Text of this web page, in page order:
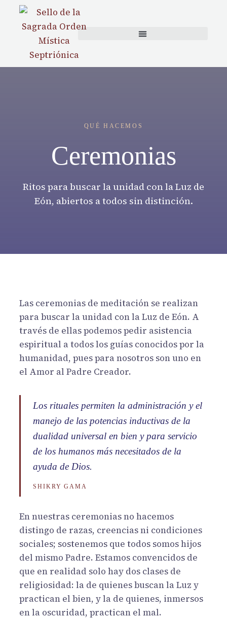
content
QUÉ HACEMOS
Ceremonias
Ritos para buscar la unidad con la Luz de
Eón, abiertos a todos sin distinción.
Las ceremonias de meditación se realizan
para buscar la unidad con la Luz de Eón. A
través de ellas podemos pedir asistencia
espiritual a todos los guías conocidos por la
humanidad, pues para nosotros son uno en
el Amor al Padre Creador.
Los rituales permiten la administración y el
manejo de las potencias inductivas de la
dualidad universal en bien y para servicio
de los humanos más necesitados de la
ayuda de Dios.
SHIKRY GAMA
En nuestras ceremonias no hacemos
distingo de razas, creencias ni condiciones
sociales; sostenemos que todos somos hijos
del mismo Padre. Estamos convencidos de
que en realidad solo hay dos clases de
religiosidad: la de quienes buscan la Luz y
practican el bien, y la de quienes, inmersos
en la oscuridad, practican el mal.